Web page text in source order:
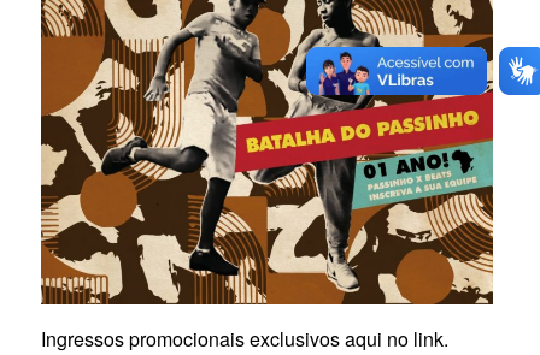
Ingressos promocionais exclusivos aqui no link.